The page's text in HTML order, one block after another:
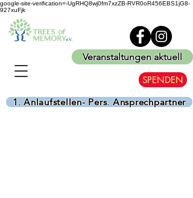
google-site-verification=-UgRHQ8wj0fm7xzZB-RVR0oR456EBS1jG8-
927xuFjk
SPENDEN
Veranstaltungen aktuell
1. Anlaufstellen- Pers. Ansprechpartner